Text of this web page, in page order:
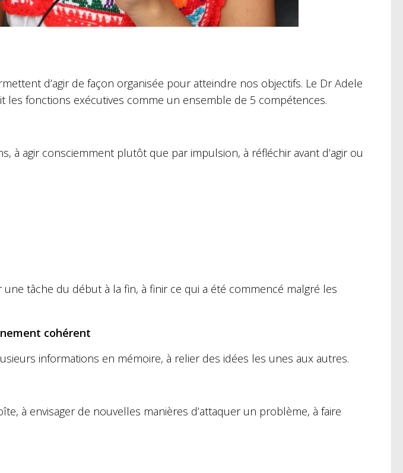
d’agir de façon organisée pour atteindre nos objectifs. Le Dr Adele
les fonctions exécutives comme un ensemble de 5 compétences.
à agir consciemment plutôt que par impulsion, à réfléchir avant d’agir ou
tâche du début à la fin, à finir ce qui a été commencé malgré les
cohérent
informations en mémoire, à relier des idées les unes aux autres.
à envisager de nouvelles manières d’attaquer un problème, à faire